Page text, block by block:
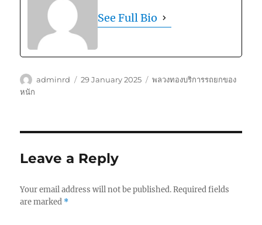
See Full Bio
Author
adminrd
Posted
29 January 2025 Tags
พลวงทองบริการรถยกของ
หนัก
Leave a Reply
Your email address will not be published. Required fields
are marked *